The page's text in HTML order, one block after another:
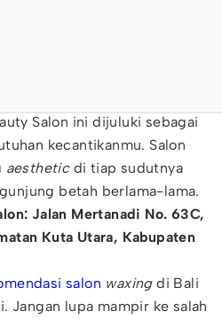
Salon ini dijuluki sebagai
kecantikanmu. Salon
aesthetic di tiap sudutnya
betah berlama-lama.
Jalan Mertanadi No. 63C,
Kuta Utara, Kabupaten
salon waxingdi Bali
Jangan lupa mampir ke salah